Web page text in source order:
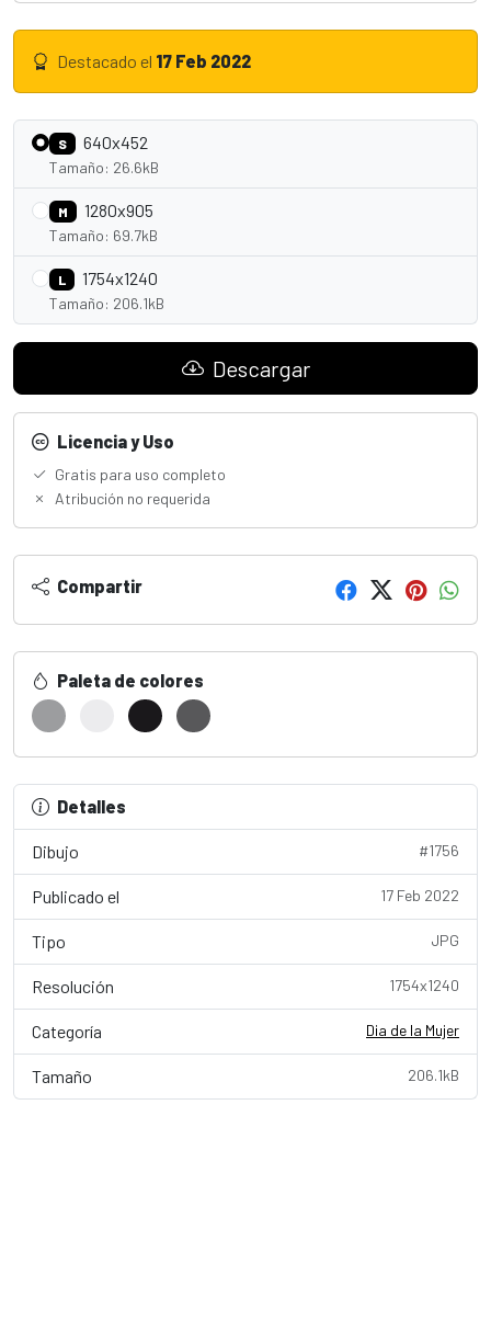
Destacado el 17 Feb 2022
S 640x452
Tamaño: 26.6kB
M 1280x905
Tamaño: 69.7kB
L 1754x1240
Tamaño: 206.1kB
Descargar
Licencia y Uso
Gratis para uso completo
Atribución no requerida
Compartir
Paleta de colores
Detalles
Dibujo #1756
Publicado el 17 Feb 2022
Tipo JPG
Resolución 1754x1240
Categoría Dia de la Mujer
Tamaño 206.1kB